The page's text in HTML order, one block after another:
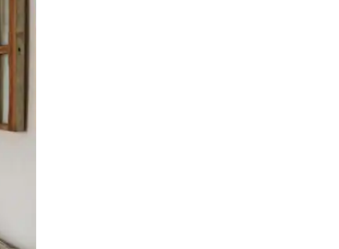
swipen.